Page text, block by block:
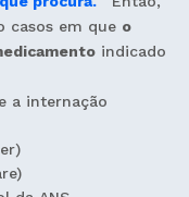
casos em que o
indicado
a internação